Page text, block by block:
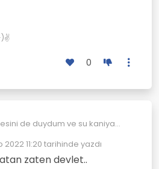
)✌
0
de duydum ve su kaniya
devletin kontrol mekanizmasi
2022 11:20 tarihinde yazdı
zaten devlet..